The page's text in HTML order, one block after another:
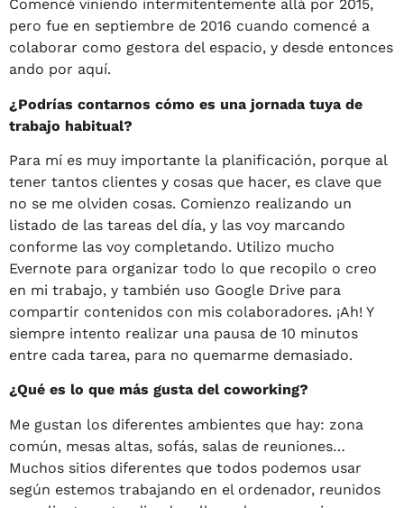
Comencé viniendo intermitentemente allá por 2015,
pero fue en septiembre de 2016 cuando comencé a
colaborar como gestora del espacio, y desde entonces
ando por aquí.
¿Podrías contarnos cómo es una jornada tuya de
trabajo habitual?
Para mí es muy importante la planificación, porque al
tener tantos clientes y cosas que hacer, es clave que
no se me olviden cosas. Comienzo realizando un
listado de las tareas del día, y las voy marcando
conforme las voy completando. Utilizo mucho
Evernote para organizar todo lo que recopilo o creo
en mi trabajo, y también uso Google Drive para
compartir contenidos con mis colaboradores. ¡Ah! Y
siempre intento realizar una pausa de 10 minutos
entre cada tarea, para no quemarme demasiado.
¿Qué es lo que más gusta del coworking?
Me gustan los diferentes ambientes que hay: zona
común, mesas altas, sofás, salas de reuniones…
Muchos sitios diferentes que todos podemos usar
según estemos trabajando en el ordenador, reunidos